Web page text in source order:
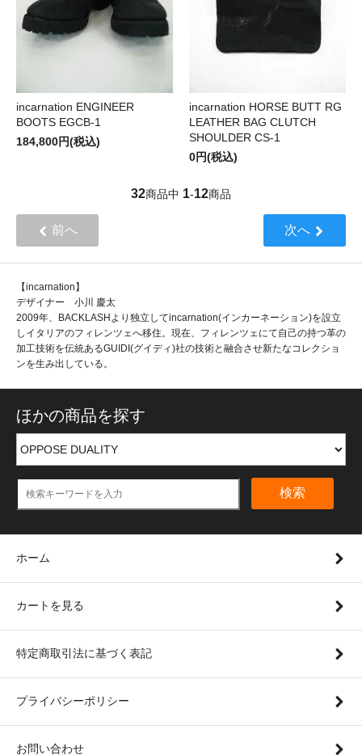
incarnation ENGINEER
BOOTS EGCB-1
184,800円(税込)
incarnation HORSE BUTT RG
LEATHER BAG CLUTCH
SHOULDER CS-1
0円(税込)
32商品中 1-12商品
前へ 次へ
【incarnation】
デザイナー 小川 慶太
2009年、BACKLASHより独立してincarnation(インカーネーション)を設立
しイタリアのフィレンツェへ移住。現在、フィレンツェにて自己の持つ革の
加工技術を伝統あるGUIDI(グイディ)社の技術と融合させ新たなコレクショ
ンを生み出している。
ほかの商品を探す
検索
ホーム
カートを見る
特定商取引法に基づく表記
プライバシーポリシー
お問い合わせ